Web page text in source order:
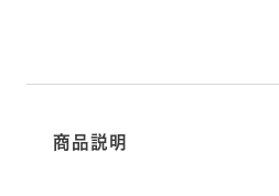
商品説明